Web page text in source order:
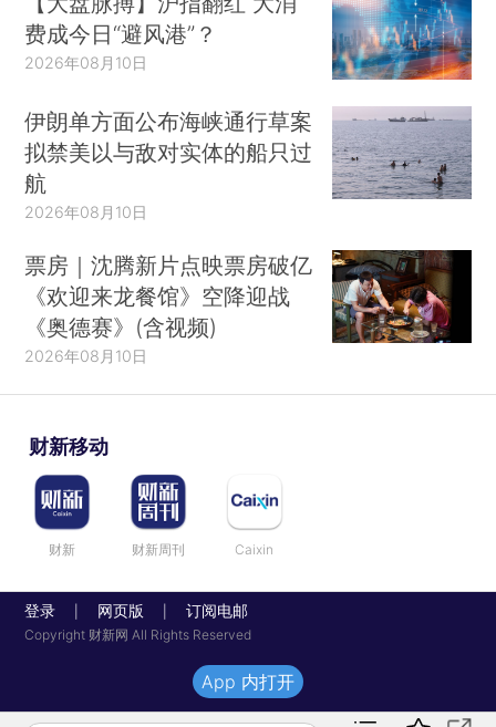
费成今日“避风港”？
2026年08月10日
伊朗单方面公布海峡通行草案
拟禁美以与敌对实体的船只过
航
2026年08月10日
票房｜沈腾新片点映票房破亿
《欢迎来龙餐馆》空降迎战
《奥德赛》(含视频)
2026年08月10日
财新移动
财新 财新周刊 Caixin
登录 网页版 订阅电邮
Copyright 财新网 All Rights Reserved
App 内打开